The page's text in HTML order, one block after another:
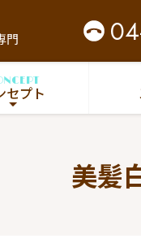
門
セプト
美髪